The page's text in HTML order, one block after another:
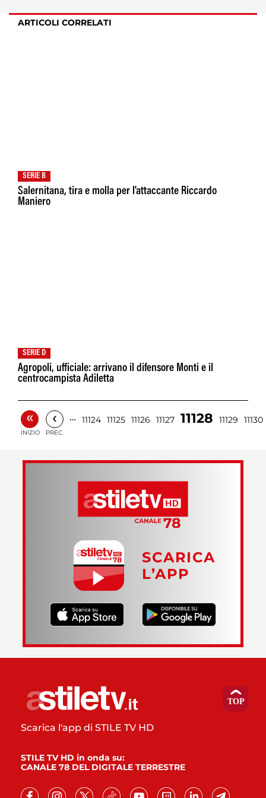
ARTICOLI CORRELATI
SERIE B
Salernitana, tira e molla per l'attaccante Riccardo
Maniero
SERIE D
Agropoli, ufficiale: arrivano il difensore Monti e il
centrocampista Adiletta
«
INIZIO
‹
PREC.
… 11124 11125 11126 11127 11128 11129 11130
SCARICA
L’APP
Scarica l'app di STILE TV HD
STILE TV HD in onda su:
CANALE 78 DEL DIGITALE TERRESTRE